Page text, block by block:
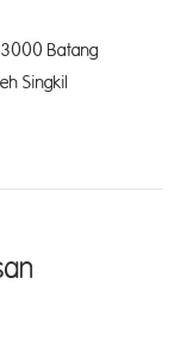
3000 Batang
Singkil